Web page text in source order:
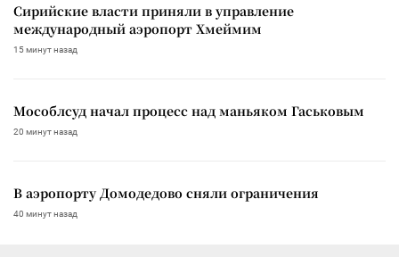
Сирийские власти приняли в управление
международный аэропорт Хмеймим
15 минут назад
Мособлсуд начал процесс над маньяком Гаськовым
20 минут назад
В аэропорту Домодедово сняли ограничения
40 минут назад